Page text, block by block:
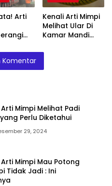
Arti
Pakar
Kenali Arti Mimpi
Melihat Ular Di
Kamar Mandi
Ini Penjelasannya
Komentar
Mimpi Melihat Padi
Menguning yang Perlu Diketahui
29, 2024
Mimpi Mau Potong
Tidak Jadi : Ini